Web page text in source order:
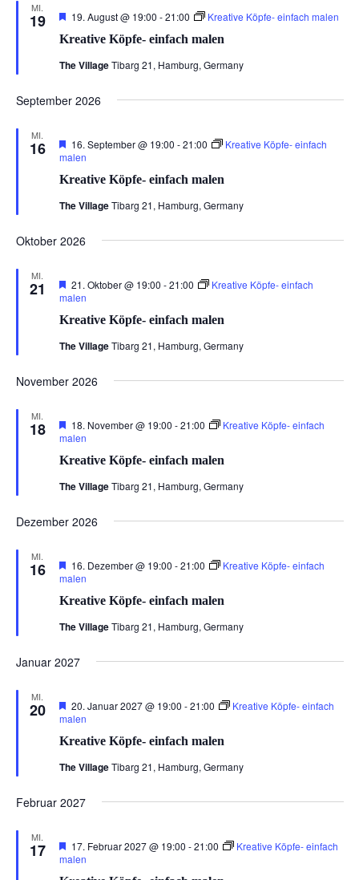
MI.
19
Kreative Köpfe- einfach malen
Hervorgehoben
19. August @ 19:00 -21:00 Kreative Köpfe- einfach malen
The VillageTibarg 21, Hamburg, Germany
September 2026
MI.
16
Kreative Köpfe- einfach malen
Hervorgehoben
16. September @ 19:00 -21:00
Kreative Köpfe- einfach
malen
The VillageTibarg 21, Hamburg, Germany
Oktober 2026
MI.
21
Kreative Köpfe- einfach malen
Hervorgehoben
21. Oktober @ 19:00 -21:00
Kreative Köpfe- einfach
malen
The VillageTibarg 21, Hamburg, Germany
November 2026
MI.
18
Kreative Köpfe- einfach malen
Hervorgehoben
18. November @ 19:00 -21:00
Kreative Köpfe- einfach
malen
The VillageTibarg 21, Hamburg, Germany
Dezember 2026
MI.
16
Kreative Köpfe- einfach malen
Hervorgehoben
16. Dezember @ 19:00 -21:00
Kreative Köpfe- einfach
malen
The VillageTibarg 21, Hamburg, Germany
Januar 2027
MI.
20
Kreative Köpfe- einfach malen
Hervorgehoben
20. Januar 2027 @ 19:00 -21:00
Kreative Köpfe- einfach
malen
The VillageTibarg 21, Hamburg, Germany
Februar 2027
MI.
17 Hervorgehoben
17. Februar 2027 @ 19:00 -21:00
Kreative Köpfe- einfach
malen